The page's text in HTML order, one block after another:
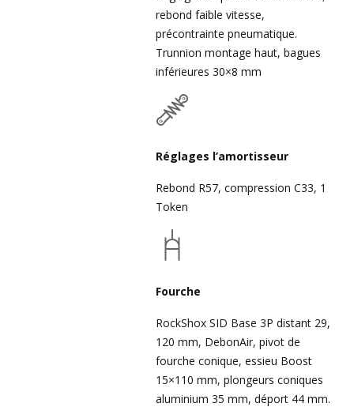
rebond faible vitesse,
précontrainte pneumatique.
Trunnion montage haut, bagues
inférieures 30×8 mm
Réglages l’amortisseur
Rebond R57, compression C33, 1
Token
Fourche
RockShox SID Base 3P distant 29,
120 mm, DebonAir, pivot de
fourche conique, essieu Boost
15×110 mm, plongeurs coniques
aluminium 35 mm, déport 44 mm.